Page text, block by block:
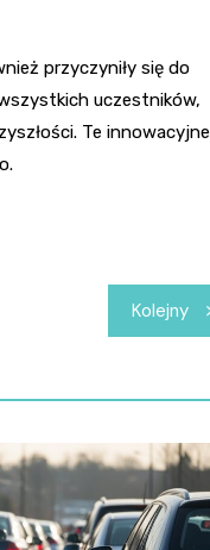
przyczyniły się do
uczestników,
Te innowacyjne
Kolejny